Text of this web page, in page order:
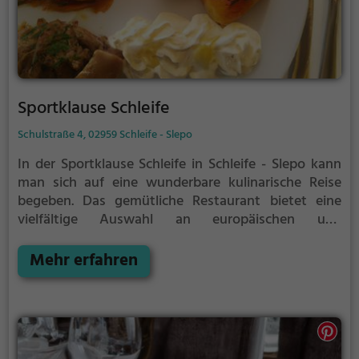
Sportklause Schleife
Schulstraße 4, 02959 Schleife - Slepo
In der Sportklause Schleife in Schleife - Slepo kann
man sich auf eine wunderbare kulinarische Reise
begeben. Das gemütliche Restaurant bietet eine
vielfältige Auswahl an europäischen und
verwöhnen. Dazu passend gibt es eine breite
Auswahl an erfrischenden Cocktails und anderen
Atmosphäre, spüre das einladende Ambiente und
genieße die Köstlichkeiten, die hier aufgetischt
werden. Ob für einen entspannten Abend zu zweit
Mehr erfahren